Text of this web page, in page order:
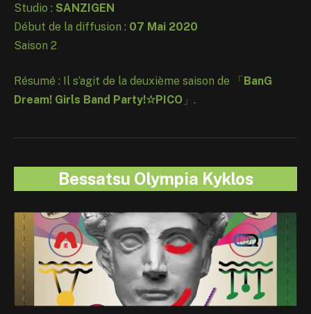
Studio : SANZIGEN
Début de la diffusion : 07 Mai 2020
Saison 2
Résumé : Il s’agit de la deuxième saison de 「BanG
Dream! Girls Band Party!☆PICO 」.
Bessatsu Olympia Kyklos